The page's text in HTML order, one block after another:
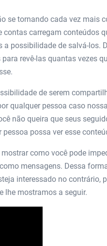
se tornando cada vez mais
carregam conteúdos
a possibilidade de salvá-los.
revê-las quantas vezes
de serem
qualquer pessoa caso
não queira que seus
possa ver esse
como você pode
mensagens. Dessa
interessado no contrário,
lhe mostramos a seguir.